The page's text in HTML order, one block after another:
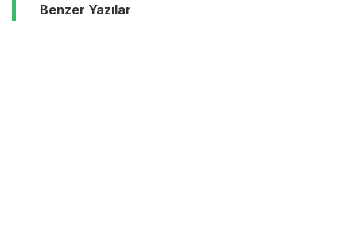
Benzer Yazılar